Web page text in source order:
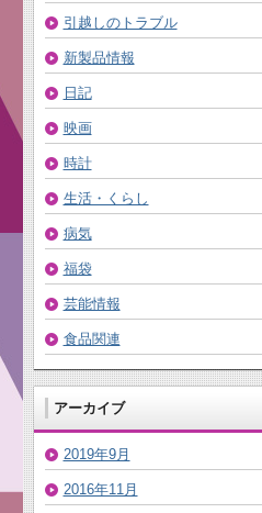
引越しのトラブル
新製品情報
日記
映画
時計
生活・くらし
病気
福袋
芸能情報
食品関連
アーカイブ
2019年9月
2016年11月